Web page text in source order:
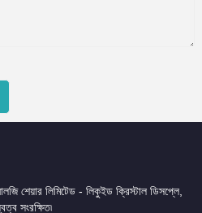
শেয়ার লিমিটেড - লিকুইড ক্রিস্টাল ডিসপ্লে,
সংরক্ষিত৷